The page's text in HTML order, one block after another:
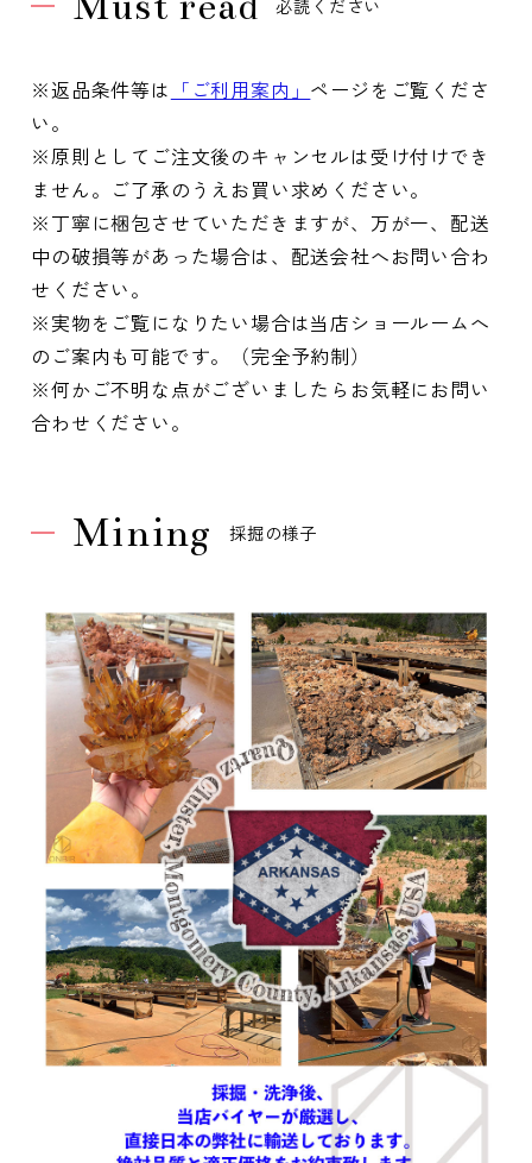
必読ください
※返品条件等は 「ご利用案内」 ページをご覧くださ
い。
※原則としてご注文後のキャンセルは受け付けでき
ません。ご了承のうえお買い求めください。
※丁寧に梱包させていただきますが、万が一、配送
中の破損等があった場合は、配送会社へお問い合わ
せください。
※実物をご覧になりたい場合は当店ショールームへ
のご案内も可能です。（完全予約制）
※何かご不明な点がございましたらお気軽にお問い
合わせください。
Mining 採掘の様子